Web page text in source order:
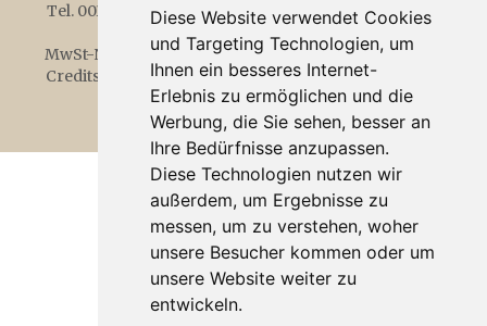
Diese Website verwendet Cookies
und Targeting Technologien, um
Ihnen ein besseres Internet-
Erlebnis zu ermöglichen und die
Werbung, die Sie sehen, besser an
Ihre Bedürfnisse anzupassen.
Diese Technologien nutzen wir
außerdem, um Ergebnisse zu
messen, um zu verstehen, woher
unsere Besucher kommen oder um
unsere Website weiter zu
entwickeln.
Tel. 0039 0473 967012-info@garnioesterreicher.it-
www.garnioesterreicher.it
MwSt-Nr. 02350550212-CIN IT021062A15S34H7DV
Credits
Datenschutzerklärung- Cookies-
Einstellungen